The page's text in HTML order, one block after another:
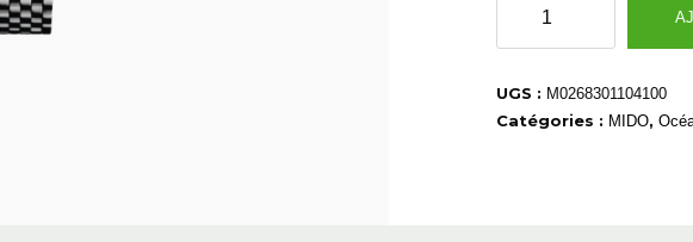
M0268301104100
UGS : M0268301104100
Catégories : MIDO,